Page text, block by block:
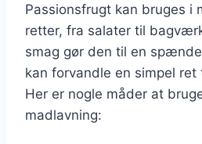
Passionsfrugt kan bruges i
retter, fra salater til
smag gør den til en
kan forvandle en simpel
Her er nogle måder at
madlavning: